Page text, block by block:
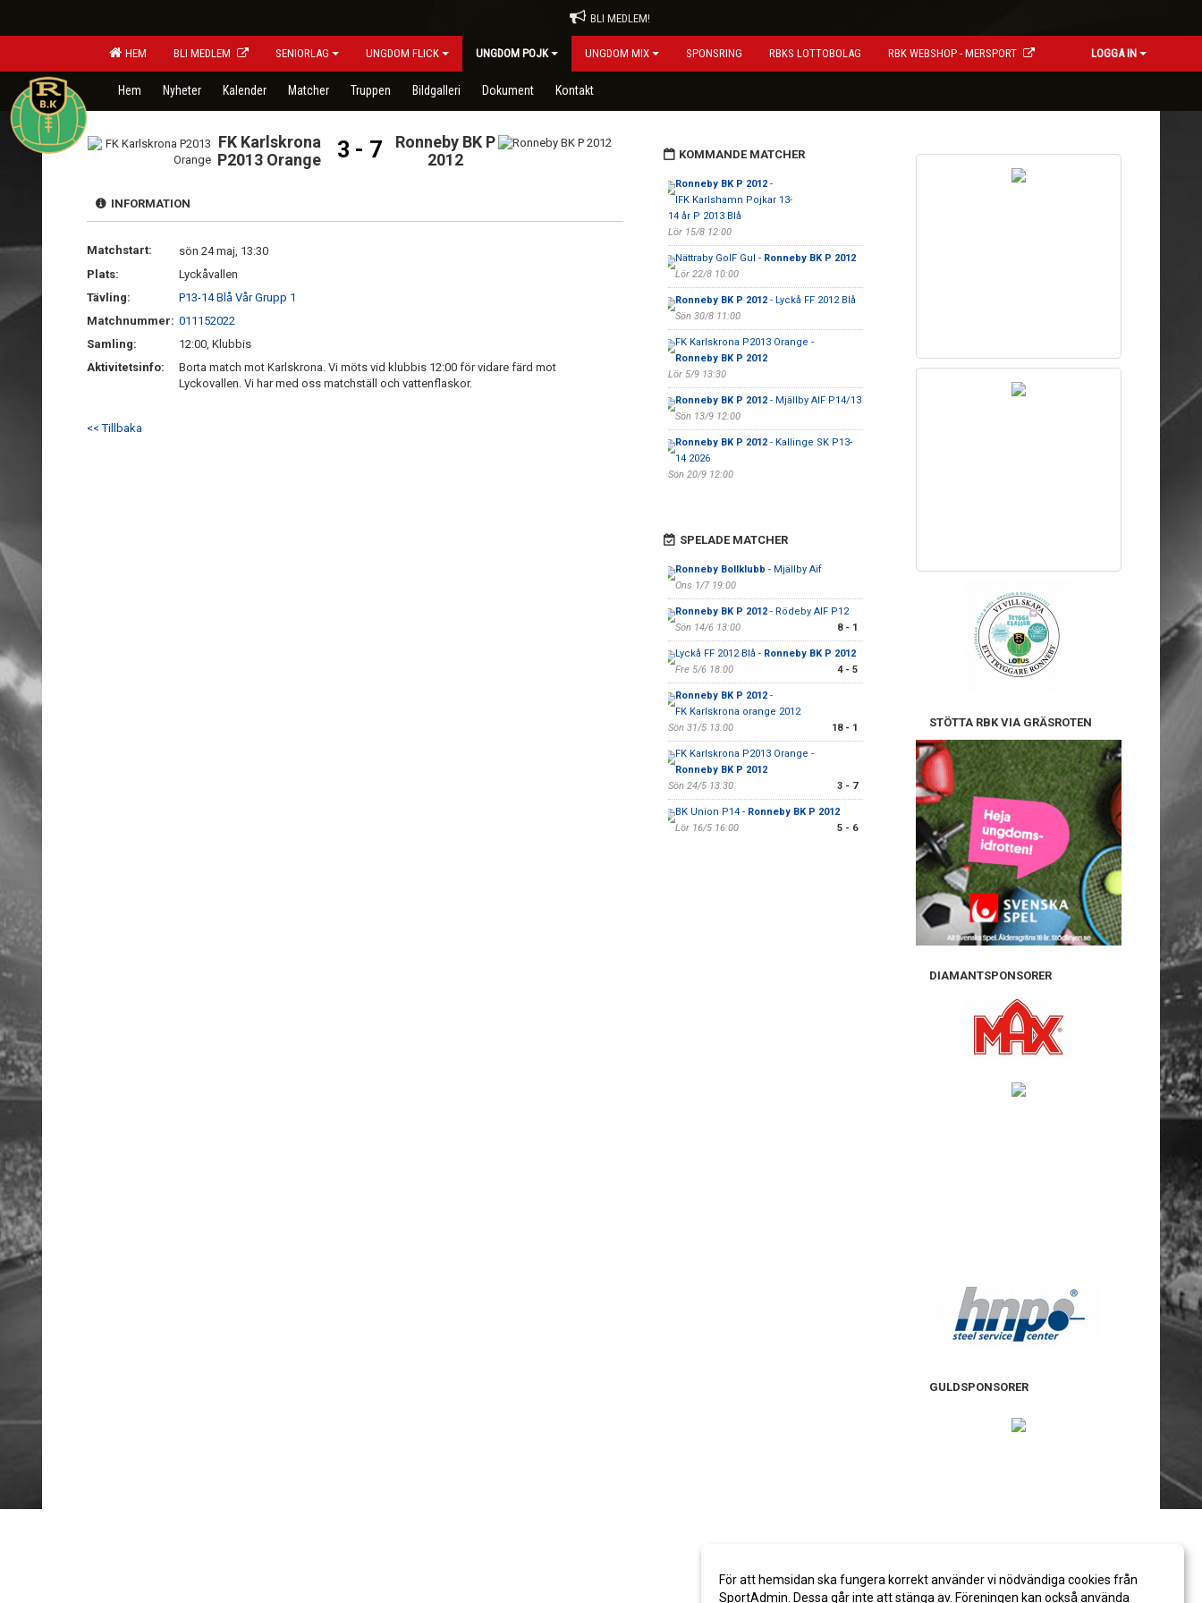
BLI MEDLEM!
HEM BLI MEDLEM SENIORLAG UNGDOM FLICK UNGDOM POJK UNGDOM MIX SPONSRING RBKS LOTTOBOLAG RBK WEBSHOP - MERSPORT LOGGA IN
Hem Nyheter Kalender Matcher Truppen Bildgalleri Dokument Kontakt
FK Karlskrona
P2013 Orange
3 - 7
Ronneby BK P
2012
INFORMATION
Matchstart:
sön 24 maj, 13:30
Plats:
Lyckåvallen
Tävling:
P13-14 Blå Vår Grupp 1
Matchnummer: 011152022
Samling:
12:00, Klubbis
Aktivitetsinfo:
Borta match mot Karlskrona. Vi möts vid klubbis 12:00 för vidare färd mot
Lyckovallen. Vi har med oss matchställ och vattenflaskor.
<< Tillbaka
KOMMANDE MATCHER
Ronneby BK P 2012-
IFK Karlshamn Pojkar 13-
14 år P 2013 Blå
Lör 15/8 12:00
Nättraby GoIF Gul - Ronneby BK P 2012
Lör 22/8 10:00
Ronneby BK P 2012- Lyckå FF 2012 Blå
Sön 30/8 11:00
FK Karlskrona P2013 Orange -
Ronneby BK P 2012
Lör 5/9 13:30
Ronneby BK P 2012- Mjällby AIF P14/13
Sön 13/9 12:00
Ronneby BK P 2012- Kallinge SK P13-
14 2026
Sön 20/9 12:00
SPELADE MATCHER
Ronneby Bollklubb - Mjällby Aif
Ons 1/7 19:00
Ronneby BK P 2012- Rödeby AIF P12
Sön 14/6 13:00
8 - 1
Lyckå FF 2012 Blå - Ronneby BK P 2012
Fre 5/6 18:00
4 - 5
Ronneby BK P 2012-
FK Karlskrona orange 2012
Sön 31/5 13:00
18 - 1
FK Karlskrona P2013 Orange -
Ronneby BK P 2012
Sön 24/5 13:30
3 - 7
BK Union P14 - Ronneby BK P 2012
Lör 16/5 16:00
5 - 6
STÖTTA RBK VIA GRÄSROTEN
DIAMANTSPONSORER
GULDSPONSORER
För att hemsidan ska fungera korrekt använder vi nödvändiga cookies från
SportAdmin. Dessa går inte att stänga av. Föreningen kan också använda